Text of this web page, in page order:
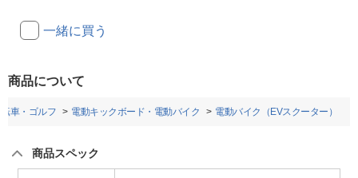
一緒に買う
商品について
車・ゴルフ 電動キックボード・電動バイク 電動バイク（EVスクーター）
商品スペック